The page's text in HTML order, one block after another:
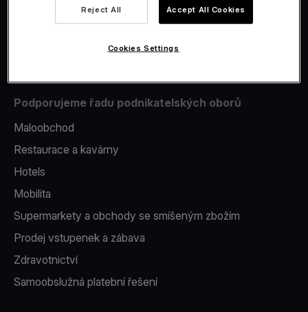
Platební terminál v telefonu
Podporujeme řadu podnikatelských oborů
Maloobchod
Restaurace a kavárny
Hotels
Mobilita
Supermarkety a obchody se smíšeným zbožím
Prodej vstupenek a zábava
Zdravotnictví
Samoobslužná platební řešení
Reject All Accept All Cookies
Cookies Settings